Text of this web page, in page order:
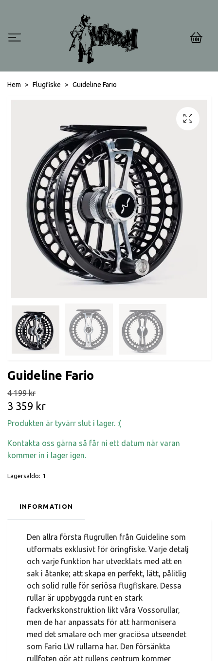
0
Hem Flugfiske Guideline Fario
Guideline Fario
4 199 kr
3 359 kr
Produkten är tyvärr slut i lager. :(
Kontakta oss gärna så får ni ett datum när varan
kommer in i lager igen.
Lagersaldo: 1
INFORMATION
Den allra första flugrullen från Guideline som
utformats exklusivt för öringfiske. Varje detalj
och varje funktion har utvecklats med att en
sak i åtanke; att skapa en perfekt, lätt, pålitlig
och solid rulle för seriösa flugfiskare. Dessa
rullar är uppbyggda runt en stark
fackverkskonstruktion likt våra Vossorullar,
men de har anpassats för att harmonisera
med det smalare och mer graciösa utseendet
som Fario LW rullarna har. Den försänkta
rullfoten gör att rullens centrum kommer